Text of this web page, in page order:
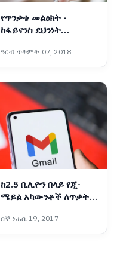
የጥንቃቄ መልዕክት -
ከፋይናንስ ደህንነት
ዓርብ ጥቅምት 07, 2018
ከ2.5 ቢሊዮን በላይ የጂ-
ሜይል አካውንቶች ለጥቃት
ኩባንያ ይፋ አደረገ
ሰኞ ነሐሴ 19, 2017